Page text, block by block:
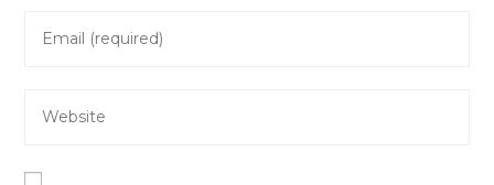
comment
address